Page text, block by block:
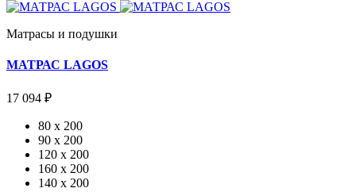
Матрасы и подушки
МАТРАС LAGOS
17 094 ₽
80 x 200
90 x 200
120 x 200
160 x 200
140 x 200